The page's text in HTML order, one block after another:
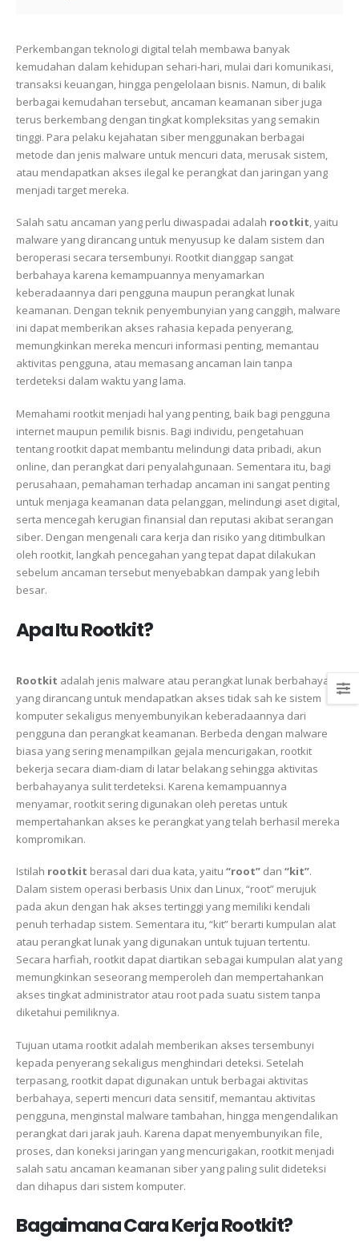
Perkembangan teknologi digital telah membawa banyak
kemudahan dalam kehidupan sehari-hari, mulai dari komunikasi,
transaksi keuangan, hingga pengelolaan bisnis. Namun, di balik
berbagai kemudahan tersebut, ancaman keamanan siber juga
terus berkembang dengan tingkat kompleksitas yang semakin
tinggi. Para pelaku kejahatan siber menggunakan berbagai
metode dan jenis malware untuk mencuri data, merusak sistem,
atau mendapatkan akses ilegal ke perangkat dan jaringan yang
menjadi target mereka.
Salah satu ancaman yang perlu diwaspadai adalah rootkit, yaitu
malware yang dirancang untuk menyusup ke dalam sistem dan
beroperasi secara tersembunyi. Rootkit dianggap sangat
berbahaya karena kemampuannya menyamarkan
keberadaannya dari pengguna maupun perangkat lunak
keamanan. Dengan teknik penyembunyian yang canggih, malware
ini dapat memberikan akses rahasia kepada penyerang,
memungkinkan mereka mencuri informasi penting, memantau
aktivitas pengguna, atau memasang ancaman lain tanpa
terdeteksi dalam waktu yang lama.
Memahami rootkit menjadi hal yang penting, baik bagi pengguna
internet maupun pemilik bisnis. Bagi individu, pengetahuan
tentang rootkit dapat membantu melindungi data pribadi, akun
online, dan perangkat dari penyalahgunaan. Sementara itu, bagi
perusahaan, pemahaman terhadap ancaman ini sangat penting
untuk menjaga keamanan data pelanggan, melindungi aset digital,
serta mencegah kerugian finansial dan reputasi akibat serangan
siber. Dengan mengenali cara kerja dan risiko yang ditimbulkan
oleh rootkit, langkah pencegahan yang tepat dapat dilakukan
sebelum ancaman tersebut menyebabkan dampak yang lebih
besar.
Apa Itu Rootkit?
Rootkit adalah jenis malware atau perangkat lunak berbahaya
yang dirancang untuk mendapatkan akses tidak sah ke sistem
komputer sekaligus menyembunyikan keberadaannya dari
pengguna dan perangkat keamanan. Berbeda dengan malware
biasa yang sering menampilkan gejala mencurigakan, rootkit
bekerja secara diam-diam di latar belakang sehingga aktivitas
berbahayanya sulit terdeteksi. Karena kemampuannya
menyamar, rootkit sering digunakan oleh peretas untuk
mempertahankan akses ke perangkat yang telah berhasil mereka
kompromikan.
Istilah rootkit berasal dari dua kata, yaitu “root” dan “kit”.
Dalam sistem operasi berbasis Unix dan Linux, “root” merujuk
pada akun dengan hak akses tertinggi yang memiliki kendali
penuh terhadap sistem. Sementara itu, “kit” berarti kumpulan alat
atau perangkat lunak yang digunakan untuk tujuan tertentu.
Secara harfiah, rootkit dapat diartikan sebagai kumpulan alat yang
memungkinkan seseorang memperoleh dan mempertahankan
akses tingkat administrator atau root pada suatu sistem tanpa
diketahui pemiliknya.
Tujuan utama rootkit adalah memberikan akses tersembunyi
kepada penyerang sekaligus menghindari deteksi. Setelah
terpasang, rootkit dapat digunakan untuk berbagai aktivitas
berbahaya, seperti mencuri data sensitif, memantau aktivitas
pengguna, menginstal malware tambahan, hingga mengendalikan
perangkat dari jarak jauh. Karena dapat menyembunyikan file,
proses, dan koneksi jaringan yang mencurigakan, rootkit menjadi
salah satu ancaman keamanan siber yang paling sulit dideteksi
dan dihapus dari sistem komputer.
Bagaimana Cara Kerja Rootkit?